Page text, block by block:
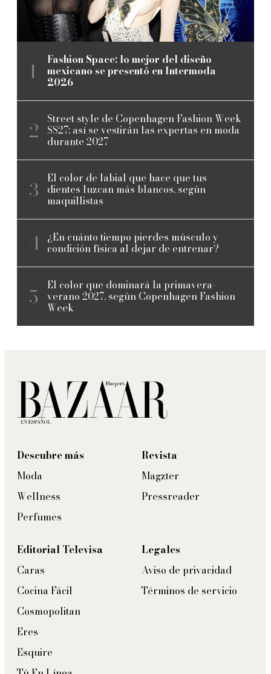
Fashion Space: lo mejor del diseño
mexicano se presentó en Intermoda
2026
Street style de Copenhagen Fashion Week
SS27: así se vestirán las expertas en moda
durante 2027
El color de labial que hace que tus
dientes luzcan más blancos, según
maquillistas
¿En cuánto tiempo pierdes músculo y
condición física al dejar de entrenar?
El color que dominará la primavera-
verano 2027, según Copenhagen Fashion
Week
Descubre más
Moda
Wellness
Perfumes
Revista
Magzter
Pressreader
Editorial Televisa
Caras
Cocina Fácil
Cosmopolitan
Eres
Esquire
Legales
Aviso de privacidad
Términos de servicio